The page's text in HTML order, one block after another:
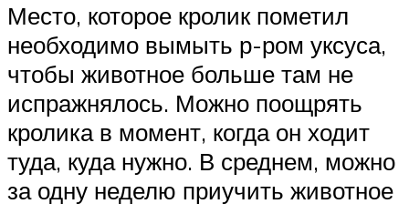
Место, которое кролик пометил
необходимо вымыть р-ром уксуса,
чтобы животное больше там не
испражнялось. Можно поощрять
кролика в момент, когда он ходит
туда, куда нужно. В среднем, можно
за одну неделю приучить животное